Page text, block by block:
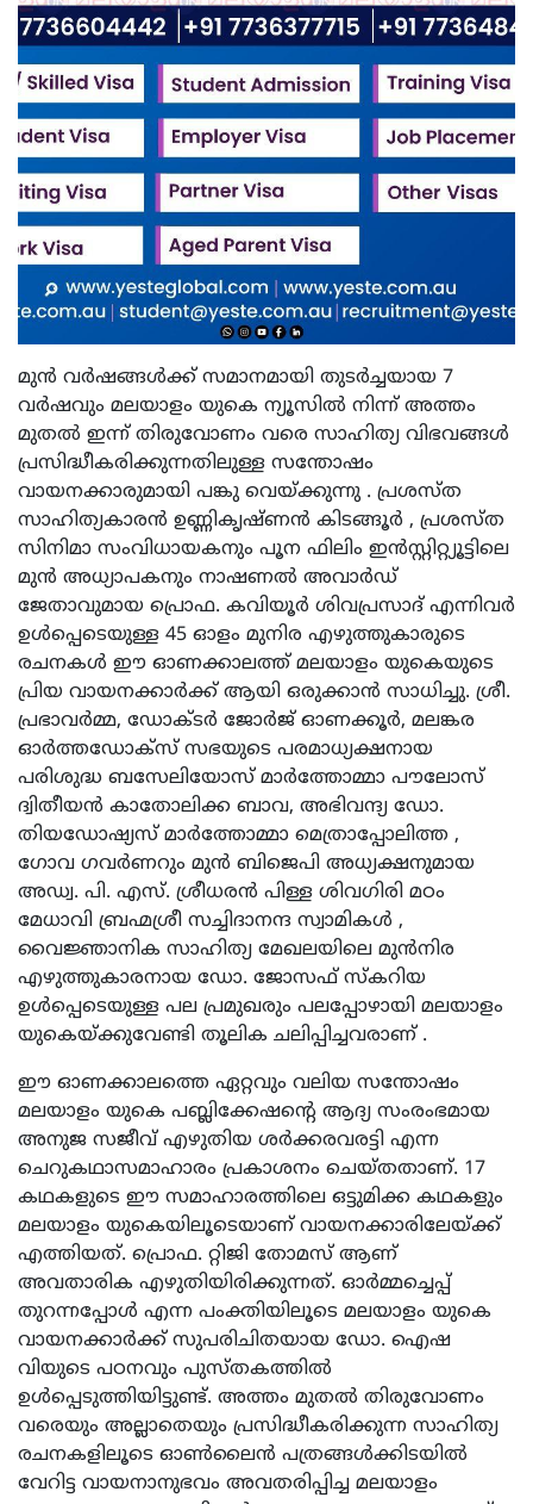
മുൻ വർഷങ്ങൾക്ക് സമാനമായി തുടർച്ചയായ 7
വർഷവും മലയാളം യുകെ ന്യൂസിൽ നിന്ന് അത്തം
മുതൽ ഇന്ന് തിരുവോണം വരെ സാഹിത്യ വിഭവങ്ങൾ
പ്രസിദ്ധീകരിക്കുന്നതിലുള്ള സന്തോഷം
വായനക്കാരുമായി പങ്കു വെയ്ക്കുന്നു . പ്രശസ്ത
സാഹിത്യകാരൻ ഉണ്ണികൃഷ്ണൻ കിടങ്ങൂർ , പ്രശസ്ത
സിനിമാ സംവിധായകനും പൂന ഫിലിം ഇൻസ്റ്റിറ്റ്യൂട്ടിലെ
മുൻ അധ്യാപകനും നാഷണൽ അവാർഡ്
ജേതാവുമായ പ്രൊഫ. കവിയൂർ ശിവപ്രസാദ് എന്നിവർ
ഉൾപ്പെടെയുള്ള 45 ഓളം മുനിര എഴുത്തുകാരുടെ
രചനകൾ ഈ ഓണക്കാലത്ത് മലയാളം യുകെയുടെ
പ്രിയ വായനക്കാർക്ക് ആയി ഒരുക്കാൻ സാധിച്ചു. ശ്രീ.
പ്രഭാവർമ്മ, ഡോക്ടർ ജോർജ് ഓണക്കൂർ, മലങ്കര
ഓർത്തഡോക്സ് സഭയുടെ പരമാധ്യക്ഷനായ
പരിശുദ്ധ ബസേലിയോസ് മാർത്തോമ്മാ പൗലോസ്
ദ്വിതീയൻ കാതോലിക്ക ബാവ, അഭിവന്ദ്യ ഡോ.
തിയഡോഷ്യസ് മാർത്തോമ്മാ മെത്രാപ്പോലിത്ത ,
ഗോവ ഗവർണറും മുൻ ബിജെപി അധ്യക്ഷനുമായ
അഡ്വ. പി. എസ്. ശ്രീധരൻ പിള്ള ശിവഗിരി മഠം
മേധാവി ബ്രഹ്മശ്രീ സച്ചിദാനന്ദ സ്വാമികൾ ,
വൈജ്ഞാനിക സാഹിത്യ മേഖലയിലെ മുൻനിര
എഴുത്തുകാരനായ ഡോ. ജോസഫ് സ്കറിയ
ഉൾപ്പെടെയുള്ള പല പ്രമുഖരും പലപ്പോഴായി മലയാളം
യുകെയ്ക്കുവേണ്ടി തൂലിക ചലിപ്പിച്ചവരാണ് .
ഈ ഓണക്കാലത്തെ ഏറ്റവും വലിയ സന്തോഷം
മലയാളം യുകെ പബ്ലിക്കേഷൻ്റെ ആദ്യ സംരംഭമായ
അനുജ സജീവ് എഴുതിയ ശർക്കരവരട്ടി എന്ന
ചെറുകഥാസമാഹാരം പ്രകാശനം ചെയ്തതാണ്. 17
കഥകളുടെ ഈ സമാഹാരത്തിലെ ഒട്ടുമിക്ക കഥകളും
മലയാളം യുകെയിലൂടെയാണ് വായനക്കാരിലേയ്ക്ക്
എത്തിയത്. പ്രൊഫ. റ്റിജി തോമസ് ആണ്
അവതാരിക എഴുതിയിരിക്കുന്നത്. ഓർമ്മച്ചെപ്പ്
തുറന്നപ്പോൾ എന്ന പംക്തിയിലൂടെ മലയാളം യുകെ
വായനക്കാർക്ക് സുപരിചിതയായ ഡോ. ഐഷ
വിയുടെ പഠനവും പുസ്തകത്തിൽ
ഉൾപ്പെടുത്തിയിട്ടുണ്ട്. അത്തം മുതൽ തിരുവോണം
വരെയും അല്ലാതെയും പ്രസിദ്ധീകരിക്കുന്ന സാഹിത്യ
രചനകളിലൂടെ ഓൺലൈൻ പത്രങ്ങൾക്കിടയിൽ
വേറിട്ട വായനാനുഭവം അവതരിപ്പിച്ച മലയാളം